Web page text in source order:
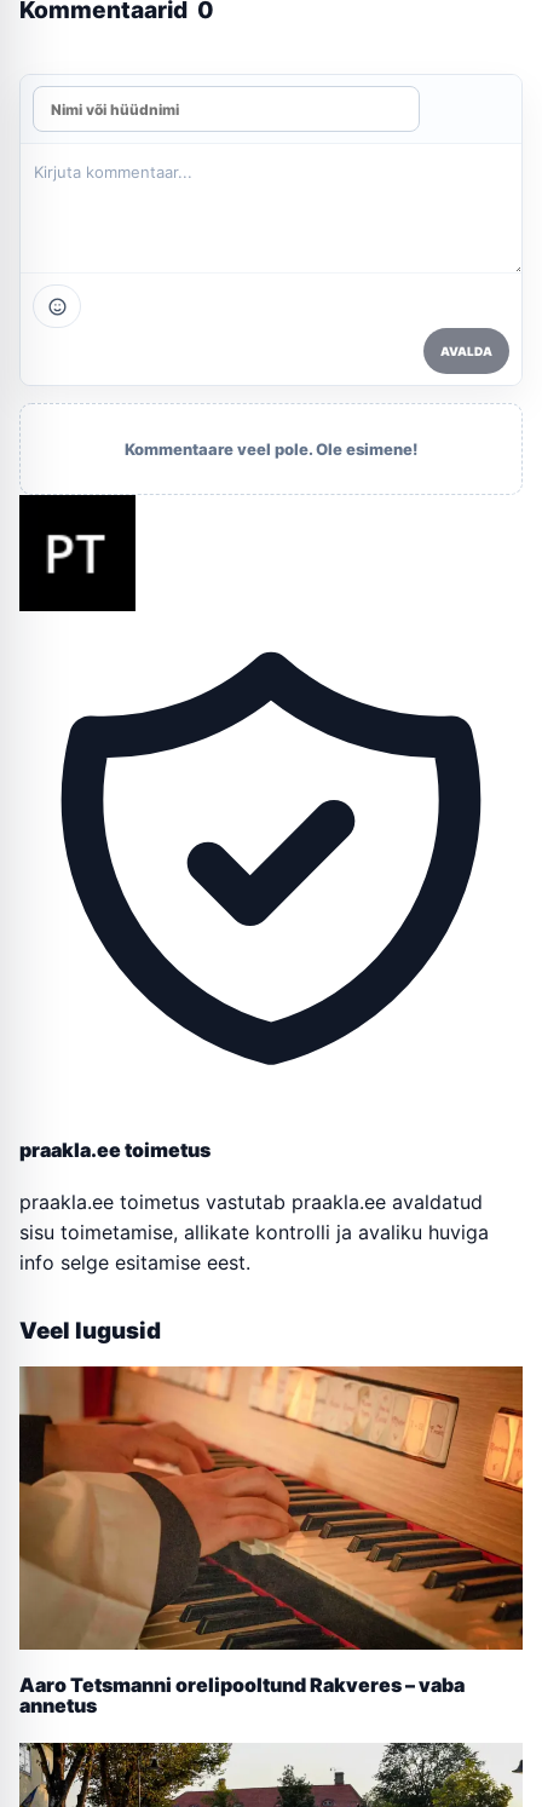
Kommentaarid 0
AVALDA
Kommentaare veel pole. Ole esimene!
praakla.ee toimetus
praakla.ee toimetus vastutab praakla.ee avaldatud
sisu toimetamise, allikate kontrolli ja avaliku huviga
info selge esitamise eest.
Veel lugusid
Aaro Tetsmanni orelipooltund Rakveres – vaba
annetus